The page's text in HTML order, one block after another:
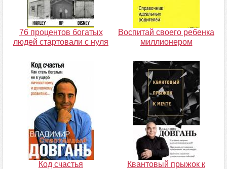
76 процентов богатых
людей стартовали с нуля
Воспитай своего ребенка
миллионером
Код счастья
Квантовый прыжок к